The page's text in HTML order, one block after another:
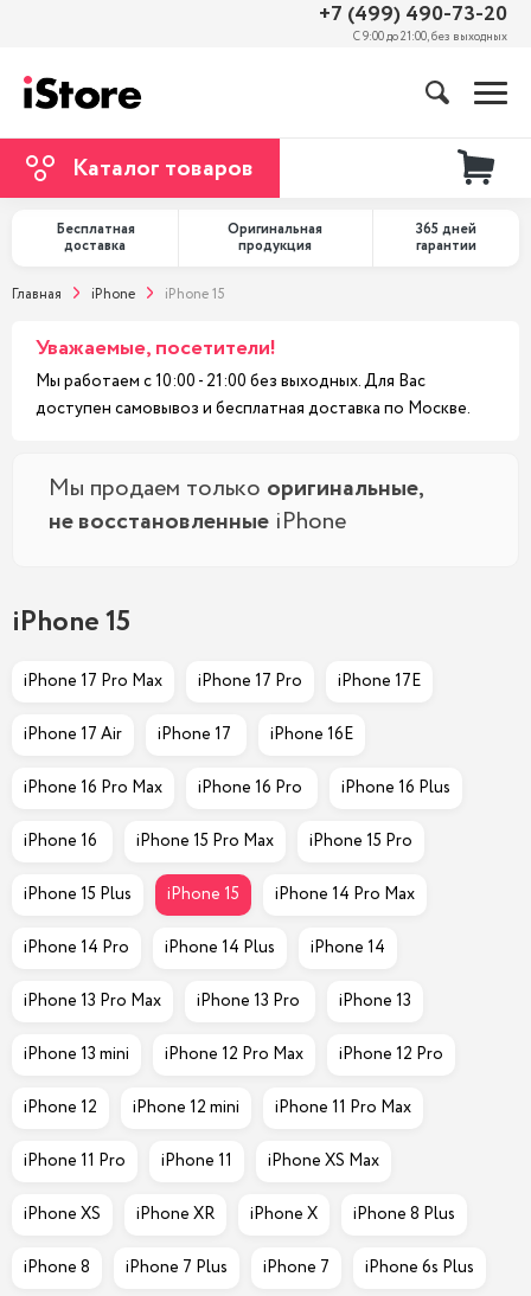
+7 (499) 490-73-20
С 9:00 до 21:00, без выходных
Каталог товаров
Бесплатная
доставка
Оригинальная
продукция
365 дней
гарантии
Главная iPhone iPhone 15
Уважаемые, посетители!
Мы работаем с 10:00 - 21:00 без выходных. Для Вас
доступен самовывоз и бесплатная доставка по Москве.
Мы продаем только оригинальные,
не восстановленные iPhone
iPhone 15
iPhone 17 Pro Max iPhone 17 Pro iPhone 17E
iPhone 17 Air iPhone 17 iPhone 16E
iPhone 16 Pro Max iPhone 16 Pro iPhone 16 Plus
iPhone 16 iPhone 15 Pro Max iPhone 15 Pro
iPhone 15 Plus iPhone 15 iPhone 14 Pro Max
iPhone 14 Pro iPhone 14 Plus iPhone 14
iPhone 13 Pro Max iPhone 13 Pro iPhone 13
iPhone 13 mini iPhone 12 Pro Max iPhone 12 Pro
iPhone 12 iPhone 12 mini iPhone 11 Pro Max
iPhone 11 Pro iPhone 11 iPhone XS Max
iPhone XS iPhone XR iPhone X iPhone 8 Plus
iPhone 8 iPhone 7 Plus iPhone 7 iPhone 6s Plus